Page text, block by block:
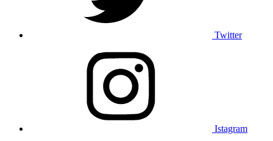
Twitter
Istagram